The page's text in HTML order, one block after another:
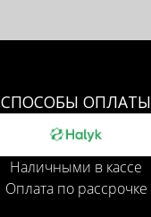
СПОСОБЫ ОПЛАТЫ
Наличными в кассе
Оплата по рассрочке